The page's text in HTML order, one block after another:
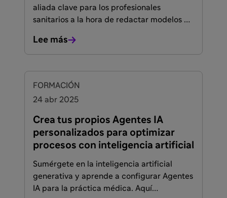
aliada clave para los profesionales
sanitarios a la hora de redactar modelos de
adaptados al tipo de estudio clínico.
Aprende cómo configurar fácilmente un
proceso respetando siempre las
actual.
Lee más
FORMACIÓN
24 abr 2025
Crea tus propios Agentes IA
personalizados para optimizar
procesos con inteligencia artificial
Sumérgete en la inteligencia artificial
generativa y aprende a configurar Agentes
IA para la práctica médica. Aquí